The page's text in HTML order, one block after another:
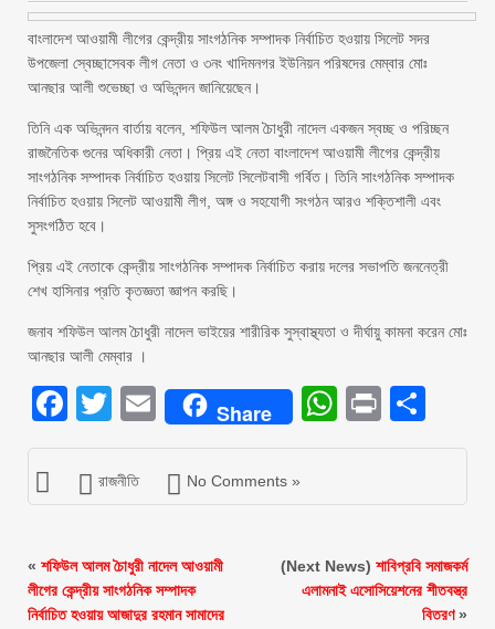
বাংলাদেশ আওয়ামী লীগের কেন্দ্রীয় সাংগঠনিক সম্পাদক নির্বাচিত হওয়ায় সিলেট সদর
উপজেলা স্বেচ্ছাসেবক লীগ নেতা ও ৩নং খাদিমনগর ইউনিয়ন পরিষদের মেম্বার মোঃ
আনছার আলী শুভেচ্ছা ও অভিনন্দন জানিয়েছেন।
তিনি এক অভিনন্দন বার্তায় বলেন, শফিউল আলম চৈাধুরী নাদেল একজন স্বচ্ছ ও পরিচ্ছন
রাজনৈতিক গুনের অধিকারী নেতা। প্রিয় এই নেতা বাংলাদেশ আওয়ামী লীগের কেন্দ্রীয়
সাংগঠনিক সম্পাদক নির্বাচিত হওয়ায় সিলেট সিলেটবাসী গর্বিত। তিনি সাংগঠনিক সম্পাদক
নির্বাচিত হওয়ায় সিলেট আওয়ামী লীগ, অঙ্গ ও সহযোগী সংগঠন আরও শক্তিশালী এবং
সুসংগঠিত হবে।
প্রিয় এই নেতাকে কেন্দ্রীয় সাংগঠনিক সম্পাদক নির্বাচিত করায় দলের সভাপতি জননেত্রী
শেখ হাসিনার প্রতি কৃতজ্ঞতা জ্ঞাপন করছি।
জনাব শফিউল আলম চৈাধুরী নাদেল ভাইয়ের শারীরিক সুস্বাস্থ্যতা ও দীর্ঘায়ু কামনা করেন মোঃ
আনছার আলী মেম্বার ।
Facebook
Twitter
EmailShare Print
রাজনীতি No Comments »
« শফিউল আলম চৈাধুরী নাদেল আওয়ামী
লীগের কেন্দ্রীয় সাংগঠনিক সম্পাদক
নির্বাচিত হওয়ায় আজাদুর রহমান সামাদের
(Next News) শাবিপ্রবি সমাজকর্ম
এলামনাই এসোসিয়েশনের শীতবস্ত্র
বিতরণ»